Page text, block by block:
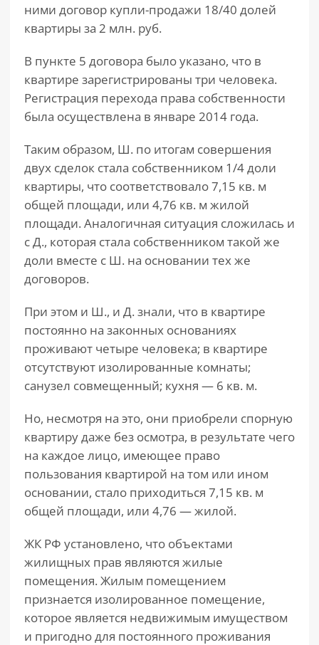
ними договор купли-продажи 18/40 долей
квартиры за 2 млн. руб.
В пункте 5 договора было указано, что в
квартире зарегистрированы три человека.
Регистрация перехода права собственности
была осуществлена в январе 2014 года.
Таким образом, Ш. по итогам совершения
двух сделок стала собственником 1/4 доли
квартиры, что соответствовало 7,15 кв. м
общей площади, или 4,76 кв. м жилой
площади. Аналогичная ситуация сложилась и
с Д., которая стала собственником такой же
доли вместе с Ш. на основании тех же
договоров.
При этом и Ш., и Д. знали, что в квартире
постоянно на законных основаниях
проживают четыре человека; в квартире
отсутствуют изолированные комнаты;
санузел совмещенный; кухня — 6 кв. м.
Но, несмотря на это, они приобрели спорную
квартиру даже без осмотра, в результате чего
на каждое лицо, имеющее право
пользования квартирой на том или ином
основании, стало приходиться 7,15 кв. м
общей площади, или 4,76 — жилой.
ЖК РФ установлено, что объектами
жилищных прав являются жилые
помещения. Жилым помещением
признается изолированное помещение,
которое является недвижимым имуществом
и пригодно для постоянного проживания